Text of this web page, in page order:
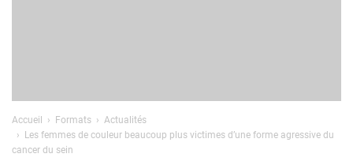
Accueil Formats
Actualités
Les femmes de couleur beaucoup plus victimes d’une forme agressive du
cancer du sein